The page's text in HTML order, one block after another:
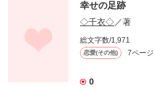
作品を読む
幸せの足跡
◇千衣◇／著
総文字数/1,971
恋愛(その他) 7ページ
0